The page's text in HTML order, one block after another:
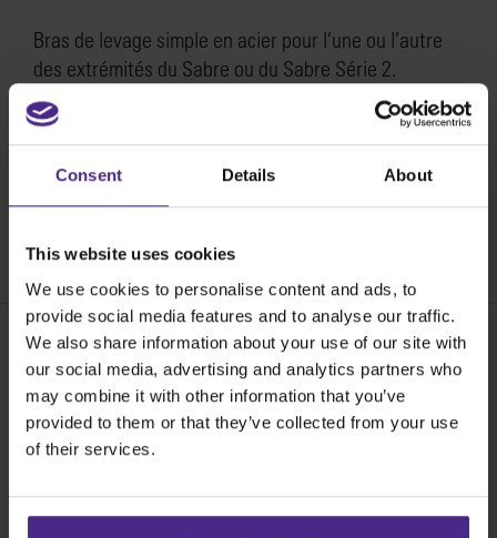
Consent Details About
This website uses cookies
We use cookies to personalise content and ads, to
provide social media features and to analyse our traffic.
We also share information about your use of our site with
our social media, advertising and analytics partners who
may combine it with other information that you’ve
provided to them or that they’ve collected from your use
of their services.
Bras de levage simple en acier pour l’une ou l’autre
des extrémités du Sabre ou du Sabre Série 2.
Comment remplacer le bras de levage sur le Sabre &
et le Sabre Série 2 >
SKU:KS11-100
monde